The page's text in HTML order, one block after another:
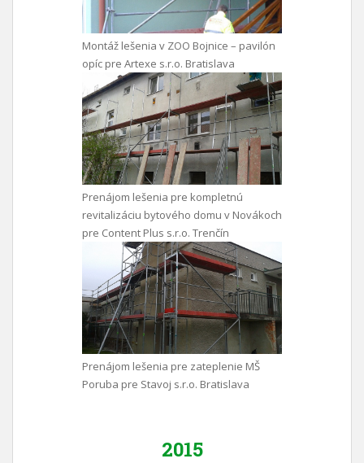
Montáž lešenia v ZOO Bojnice – pavilón
opíc pre Artexe s.r.o. Bratislava
Prenájom lešenia pre kompletnú
revitalizáciu bytového domu v Novákoch
pre Content Plus s.r.o. Trenčín
Prenájom lešenia pre zateplenie MŠ
Poruba pre Stavoj s.r.o. Bratislava
2015